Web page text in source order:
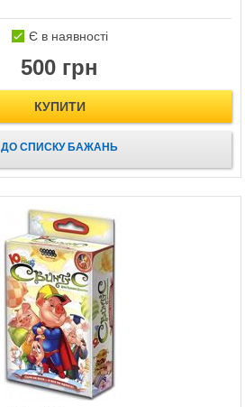
Є в наявності
500 грн
КУПИТИ
ДО СПИСКУ БАЖАНЬ